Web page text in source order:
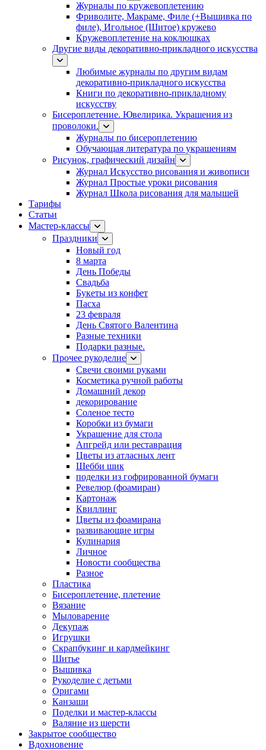
Журналы по кружевоплетению
Фриволите, Макраме, Филе (+Вышивка по
филе), Игольное (Шитое) кружево
Кружевоплетение на коклюшках
Другие виды декоративно-прикладного искусства
Любимые журналы по другим видам
декоративно-прикладного искусства
Книги по декоративно-прикладному
искусству
Бисероплетение. Ювелирика. Украшения из
проволоки.
Журналы по бисероплетению
Обучающая литература по украшениям
Рисунок, графический дизайн
Журнал Искусство рисования и живописи
Журнал Простые уроки рисования
Журнал Школа рисования для малышей
Тарифы
Статьи
Мастер-классы
Праздники
Новый год
8 марта
День Победы
Свадьба
Букеты из конфет
Пасха
23 февраля
День Святого Валентина
Разные техники
Подарки разные.
Прочее рукоделие
Свечи своими руками
Косметика ручной работы
Домашний декор
декорирование
Соленое тесто
Коробки из бумаги
Украшение для стола
Апгрейд или реставрация
Цветы из атласных лент
Шебби шик
поделки из гофрированной бумаги
Ревелюр (фоамиран)
Картонаж
Квиллинг
Цветы из фоамирана
развивающие игры
Кулинария
Личное
Новости сообщества
Разное
Пластика
Бисероплетение, плетение
Вязание
Мыловарение
Декупаж
Игрушки
Скрапбукинг и кардмейкинг
Шитье
Вышивка
Рукоделие с детьми
Оригами
Канзаши
Поделки и мастер-классы
Валяние из шерсти
Закрытое сообщество
Вдохновение